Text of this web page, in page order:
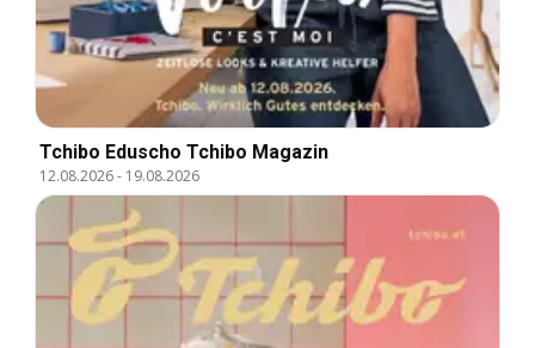
Tchibo Eduscho Tchibo Magazin
12.08.2026- 19.08.2026